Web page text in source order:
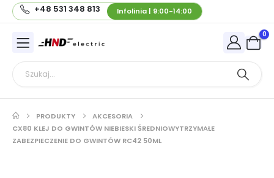
+48 531 348 813 Infolinia | 9:00-14:00
0
PRODUKTY
AKCESORIA
CX80 KLEJ DO GWINTÓW NIEBIESKI ŚREDNIOWYTRZYMAŁE
ZABEZPIECZENIE DO GWINTÓW RC42 50ML